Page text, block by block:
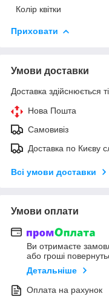
Колір квітки
Приховати
Умови доставки
Доставка здійснюється
Нова Пошта
Самовивіз
Доставка по Києву
Всі умови доставки
Умови оплати
Ви отримаєте
або гроші
Детальніше
Оплата на рахунок